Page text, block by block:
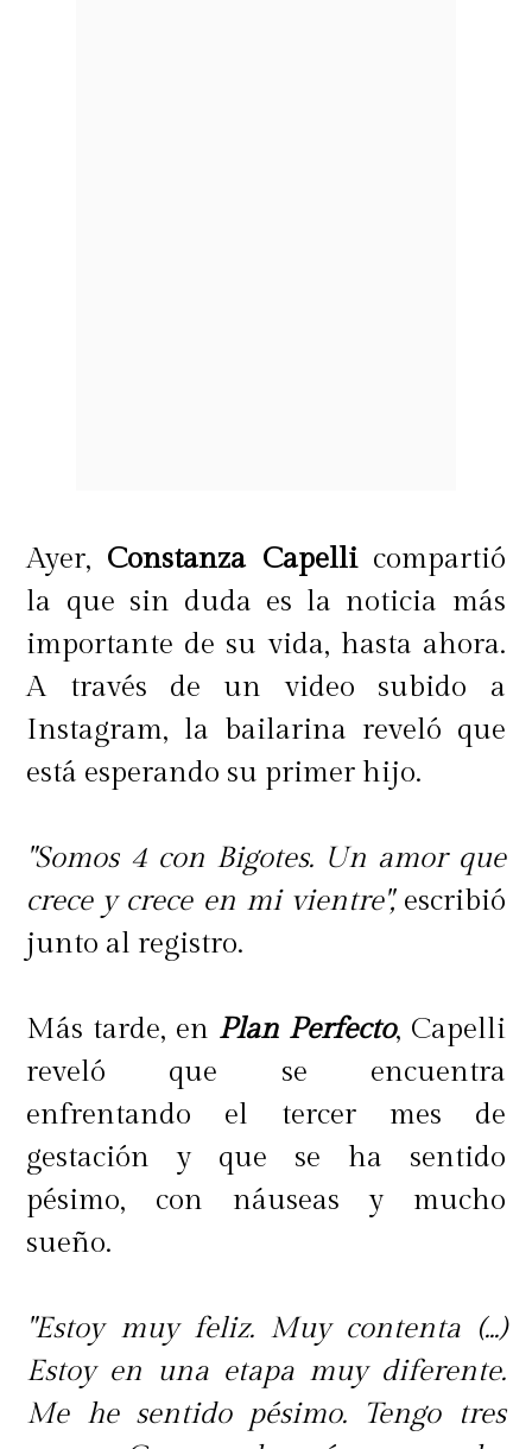
Ayer, Constanza Capellicompartió
la que sin duda es la noticia más
importante de su vida, hasta ahora.
A través de un video subido a
Instagram, la bailarina reveló que
está esperando su primer hijo.
"Somos 4 con Bigotes. Un amor que
crece y crece en mi vientre",escribió
junto al registro.
Más tarde, en Plan Perfecto, Capelli
reveló que se encuentra
enfrentando el tercer mes de
gestación y que se ha sentido
pésimo, con náuseas y mucho
sueño.
"Estoy muy feliz. Muy contenta (...)
Estoy en una etapa muy diferente.
Me he sentido pésimo. Tengo tres